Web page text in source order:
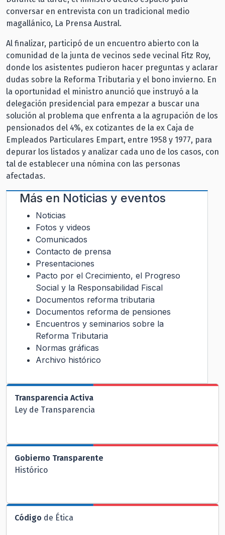
conversar en entrevista con un tradicional medio
magallánico, La Prensa Austral.
Al finalizar, participó de un encuentro abierto con la
comunidad de la junta de vecinos sede vecinal Fitz Roy,
donde los asistentes pudieron hacer preguntas y aclarar
dudas sobre la Reforma Tributaria y el bono invierno. En
la oportunidad el ministro anunció que instruyó a la
delegación presidencial para empezar a buscar una
solución al problema que enfrenta a la agrupación de los
pensionados del 4%, ex cotizantes de la ex Caja de
Empleados Particulares Empart, entre 1958 y 1977, para
depurar los listados y analizar cada uno de los casos, con
tal de establecer una nómina con las personas
afectadas.
Más en Noticias y eventos
Noticias
Fotos y videos
Comunicados
Contacto de prensa
Presentaciones
Pacto por el Crecimiento, el Progreso
Social y la Responsabilidad Fiscal
Documentos reforma tributaria
Documentos reforma de pensiones
Encuentros y seminarios sobre la
Reforma Tributaria
Normas gráficas
Archivo histórico
Transparencia Activa
Ley de Transparencia
Gobierno Transparente
Histórico
Código de Ética